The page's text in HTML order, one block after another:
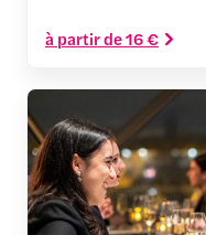
à partir de 16 €